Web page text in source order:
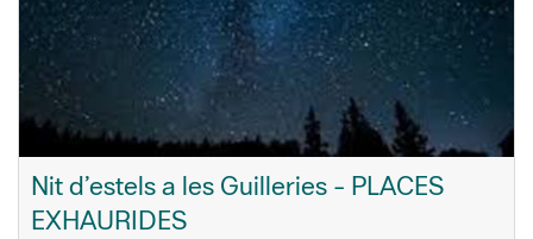
Nit d’estels a les Guilleries - PLACES
EXHAURIDES